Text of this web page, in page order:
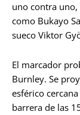
uno contra
como Bukayo
sueco Viktor
El marcador
Burnley. Se
esférico
barrera de las